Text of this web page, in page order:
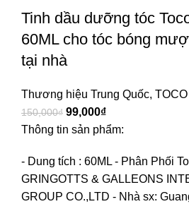
Tinh dầu dưỡng tóc
60ML cho tóc bóng
tại nhà
Thương hiệu Trung Quốc, TOCO
150,000₫ 99,000₫
Thông tin sản phẩm:
- Dung tích : 60ML - Phân Phối
GRINGOTTS & GALLEONS
GROUP CO.,LTD - Nhà sx: